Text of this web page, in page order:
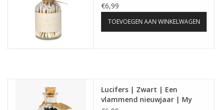
€6,99
TOEVOEGEN AAN WINKELWAGEN
Lucifers | Zwart | Een
vlammend nieuwjaar | My